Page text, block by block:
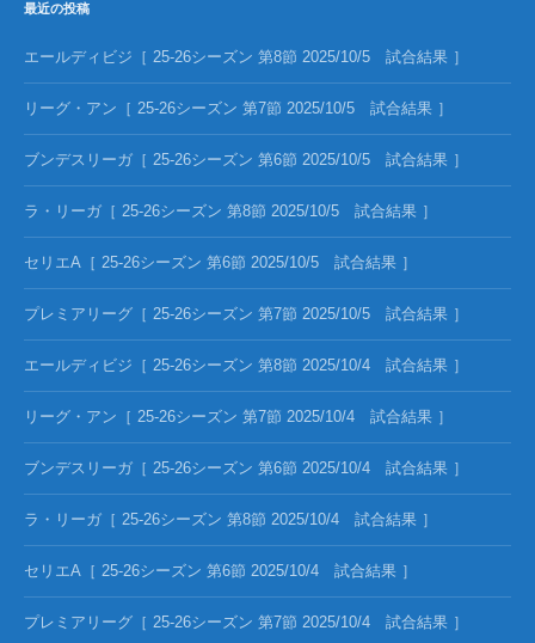
最近の投稿
エールディビジ［ 25-26シーズン 第8節 2025/10/5 試合結果 ］
リーグ・アン［ 25-26シーズン 第7節 2025/10/5 試合結果 ］
ブンデスリーガ［ 25-26シーズン 第6節 2025/10/5 試合結果 ］
ラ・リーガ［ 25-26シーズン 第8節 2025/10/5 試合結果 ］
セリエA［ 25-26シーズン 第6節 2025/10/5 試合結果 ］
プレミアリーグ［ 25-26シーズン 第7節 2025/10/5 試合結果 ］
エールディビジ［ 25-26シーズン 第8節 2025/10/4 試合結果 ］
リーグ・アン［ 25-26シーズン 第7節 2025/10/4 試合結果 ］
ブンデスリーガ［ 25-26シーズン 第6節 2025/10/4 試合結果 ］
ラ・リーガ［ 25-26シーズン 第8節 2025/10/4 試合結果 ］
セリエA［ 25-26シーズン 第6節 2025/10/4 試合結果 ］
プレミアリーグ［ 25-26シーズン 第7節 2025/10/4 試合結果 ］